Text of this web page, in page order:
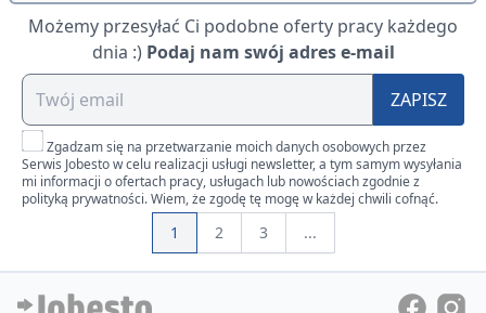
Możemy przesyłać Ci podobne oferty pracy każdego
dnia :) Podaj nam swój adres e-mail
ZAPISZ
Zgadzam się na przetwarzanie moich danych osobowych przez
Serwis Jobesto w celu realizacji usługi newsletter, a tym samym wysyłania
mi informacji o ofertach pracy, usługach lub nowościach zgodnie z
polityką prywatności. Wiem, że zgodę tę mogę w każdej chwili cofnąć.
1 2 3 ...